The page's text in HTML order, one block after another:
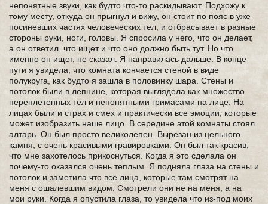
непонятные звуки, как будто что-то раскидывают. Подхожу к
тому месту, откуда он прыгнул и вижу, он стоит по пояс в уже
посиневших частях человеческих тел, и отбрасывает в разные
стороны руки, ноги, головы. Я спросила у него, что он делает,
а он ответил, что ищет и что оно должно быть тут. Но что
именно он ищет, не сказал. Я направилась дальше. В конце
пути я увидела, что комната кончается стеной в виде
полукруга, как будто я зашла в половинку шара. Стены и
потолок были в лепнине, которая выглядела как множество
переплетенных тел и непонятными гримасами на лице. На
лицах были и страх и смех и практически все эмоции, которые
может изобразить наше лицо. В середине этой комнаты стоял
алтарь. Он был просто великолепен. Вырезан из цельного
камня, с очень красивыми гравировками. Он был так красив,
что мне захотелось прикоснуться. Когда я это сделала он
почему-то оказался очень теплым. Я подняла глаза на стены и
потолок и заметила что все лица, которые там смотрят на
меня с ошалевшим видом. Смотрели они не на меня, а на
мои руки. Когда я опустила глаза, то увидела что из-под моих